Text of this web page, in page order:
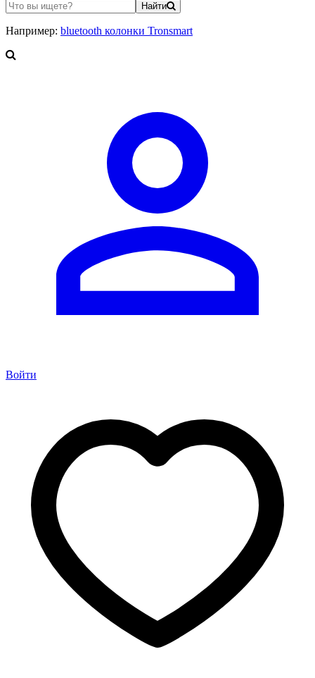
Найти
Например: bluetooth колонки Tronsmart
Войти